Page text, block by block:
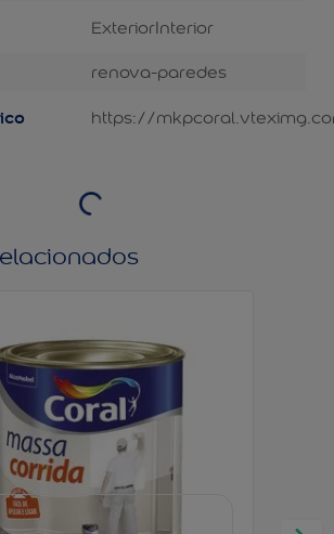
ExteriorInterior
renova-paredes
https://